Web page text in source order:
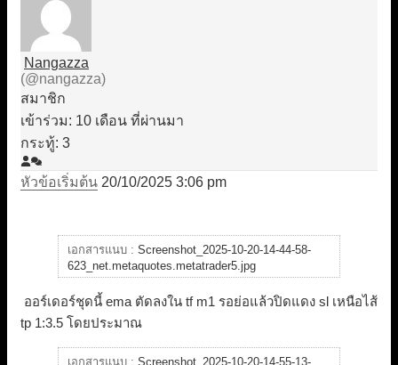
Nangazza
(@nangazza)
สมาชิก
เข้าร่วม: 10 เดือน ที่ผ่านมา
กระทู้: 3
หัวข้อเริ่มต้น 20/10/2025 3:06 pm
เอกสารแนบ : Screenshot_2025-10-20-14-44-58-
623_net.metaquotes.metatrader5.jpg
ออร์เดอร์ชุดนี้ ema ตัดลงใน tf m1 รอย่อแล้วปิดแดง sl เหนือไส้
tp 1:3.5 โดยประมาณ
เอกสารแนบ : Screenshot_2025-10-20-14-55-13-